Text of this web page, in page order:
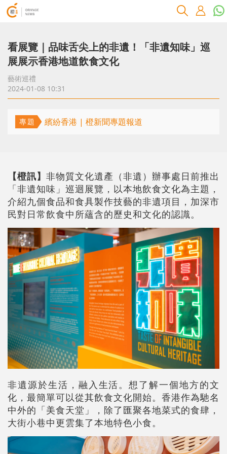
看展覽｜品味舌尖上的非遺！「非遺知味」巡
展展示香港地道飲食文化
藝術巡禮
2024-01-08 10:31
專題 繽紛香港 | 橙新聞專題報道
【橙訊】 非物質文化遺產（非遺）辦事處日前推出
「非遺知味」巡迴展覽，以本地飲食文化為主題，
介紹九個食品和食具製作技藝的非遺項目，加深市
民對日常飲食中所蘊含的歷史和文化的認識。
非遺源於生活，融入生活。想了解一個地方的文
化，最簡單可以從其飲食文化開始。香港作為馳名
中外的「美食天堂」，除了匯聚各地菜式的食肆，
大街小巷中更雲集了本地特色小食。